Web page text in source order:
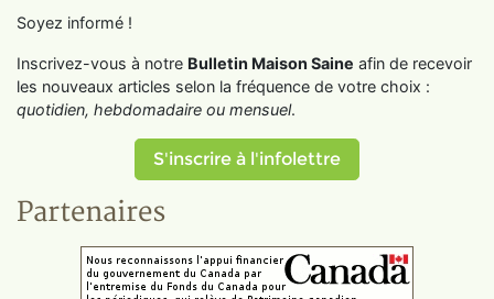
Soyez informé !
Inscrivez-vous à notre Bulletin Maison Saine afin de recevoir
les nouveaux articles selon la fréquence de votre choix :
quotidien, hebdomadaire ou mensuel.
S'inscrire à l'infolettre
Partenaires